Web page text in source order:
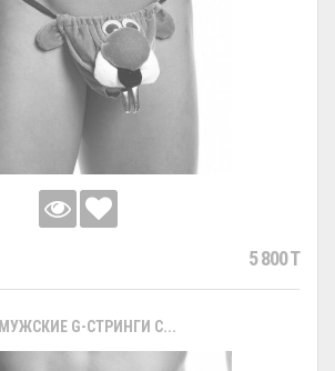
5 800 T
МУЖСКИЕ G-СТРИНГИ С...